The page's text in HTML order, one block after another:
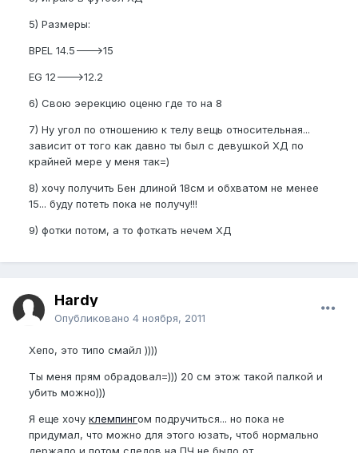
5) Размеры:
BPEL 14.5--->15
EG 12--->12.2
6) Свою эерекцию оценю где то на 8
7) Ну угол по отношению к телу вещь относительная...
зависит от того как давно ты был с девушкой ХД по
крайней мере у меня так=)
8) хочу получить Бен длиной 18см и обхватом не менее
15... буду потеть пока не получу!!!
9) фотки потом, а то фоткать нечем ХД
Hardy
Опубликовано 4 ноября, 2011
Хепо, это типо смайл ))))
Ты меня прям обрадовал=))) 20 см этож такой палкой и
убить можно)))
Я еще хочу клемпингом подручиться... но пока не
придумал, что можно для этого юзать, чтоб нормально